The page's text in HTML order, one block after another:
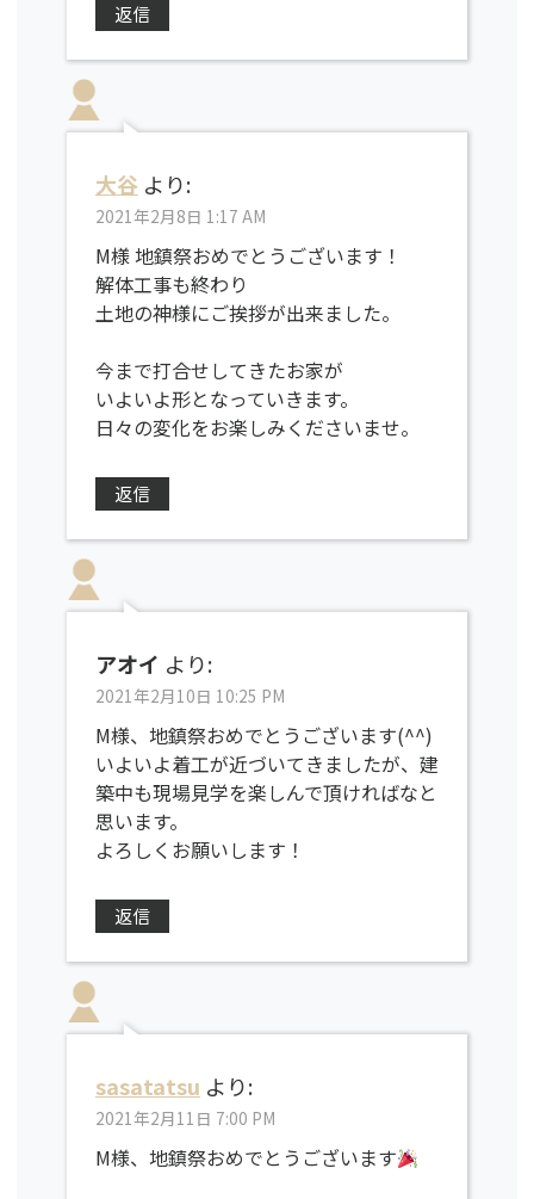
返信
大谷 より:
2021年2月8日 1:17 AM
M様 地鎮祭おめでとうございます！
解体工事も終わり
土地の神様にご挨拶が出来ました。
今まで打合せしてきたお家が
いよいよ形となっていきます。
日々の変化をお楽しみくださいませ。
返信
アオイ より:
2021年2月10日 10:25 PM
M様、地鎮祭おめでとうございます(^^)
いよいよ着工が近づいてきましたが、建
築中も現場見学を楽しんで頂ければなと
思います。
よろしくお願いします！
返信
sasatatsu より:
2021年2月11日 7:00 PM
M様、地鎮祭おめでとうございます